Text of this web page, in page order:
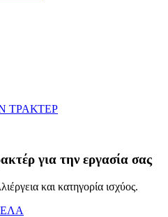
ΤΡΑΚΤΕΡ
για την εργασία σας
και κατηγορία ισχύος.